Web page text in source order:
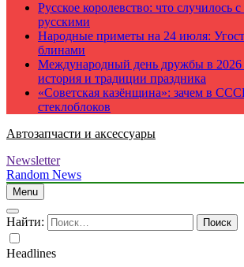
Русское королевство: что случилось
русскими
Народные приметы на 24 июля:
блинами
Международный день дружбы в 2026
история и традиции праздника
«Советская казёнщина»: зачем в
стеклоблоков
Автозапчасти и аксессуары
Newsletter
Random News
Menu
Найти:
Headlines